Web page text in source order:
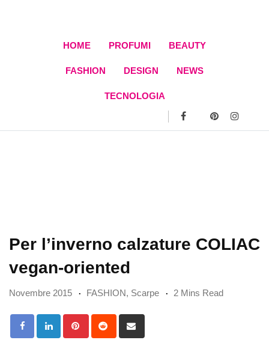
HOME PROFUMI BEAUTY
FASHION DESIGN NEWS
TECNOLOGIA
Per l’inverno calzature COLIAC
vegan-oriented
Novembre 2015 FASHION, Scarpe 2 Mins Read
PinterestReddit
via